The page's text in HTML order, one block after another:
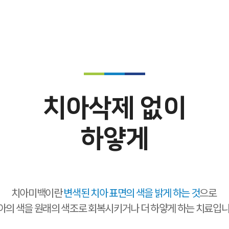
치아삭제 없이
하얗게
치아미백이란변색된 치아 표면의 색을 밝게 하는 것으로
의 색을 원래의 색조로 회복시키거나 더 하얗게 하는 치료입